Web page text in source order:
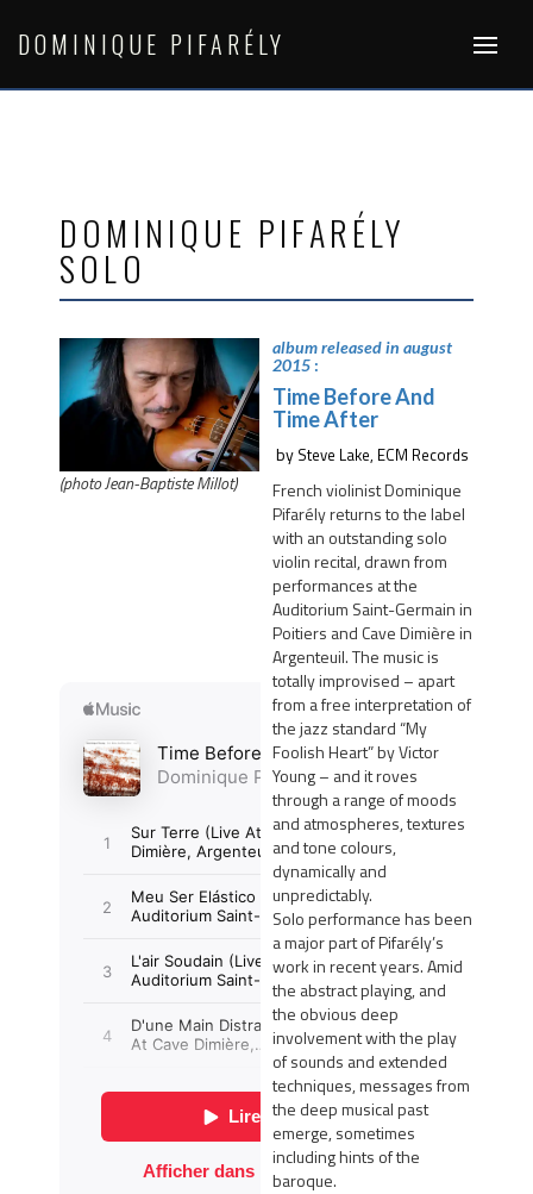
content
DOMINIQUE PIFARÉLY
DOMINIQUE PIFARÉLY
SOLO
(photo Jean-Baptiste Millot)
album released in august
2015 :
Time Before And
Time After
by Steve Lake, ECM Records
French violinist Dominique
Pifarély returns to the label
with an outstanding solo
violin recital, drawn from
performances at the
Auditorium Saint-Germain in
Poitiers and Cave Dimière in
Argenteuil. The music is
totally improvised – apart
from a free interpretation of
the jazz standard “My
Foolish Heart” by Victor
Young – and it roves
through a range of moods
and atmospheres, textures
and tone colours,
dynamically and
unpredictably.
Solo performance has been
a major part of Pifarély’s
work in recent years. Amid
the abstract playing, and
the obvious deep
involvement with the play
of sounds and extended
techniques, messages from
the deep musical past
emerge, sometimes
including hints of the
baroque.